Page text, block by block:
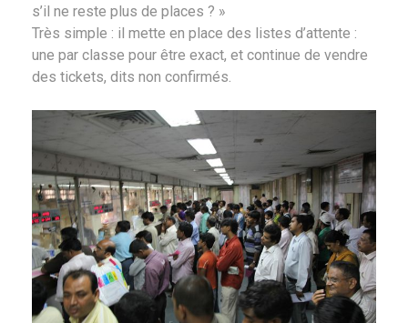
s’il ne reste plus de places ? »
Très simple : il mette en place des listes d’attente :
une par classe pour être exact, et continue de vendre
des tickets, dits non confirmés.